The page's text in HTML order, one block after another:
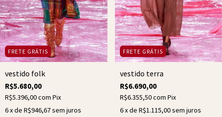
FRETE GRÁTIS
vestido folk
R$5.680,00
R$5.396,00com Pix
6x de R$946,67sem juros
FRETE GRÁTIS
vestido terra
R$6.690,00
R$6.355,50com Pix
6x de R$1.115,00sem juros